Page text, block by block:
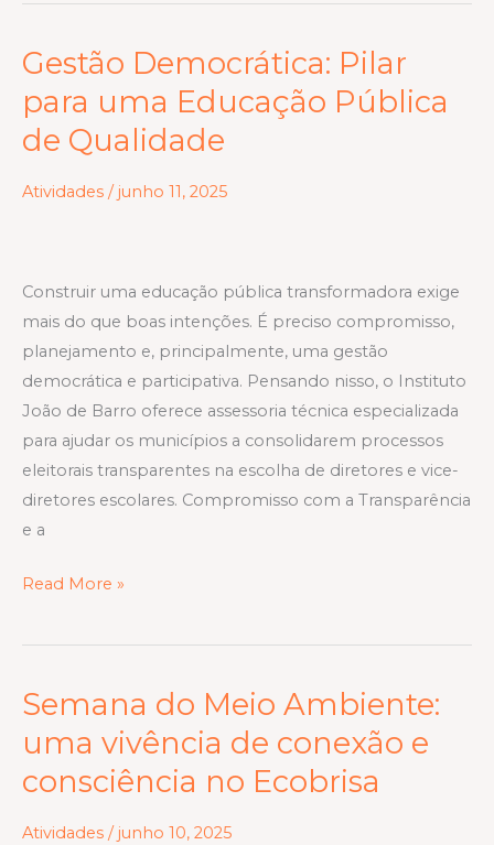
Gestão Democrática: Pilar
para uma Educação Pública
de Qualidade
Atividades / junho 11, 2025
Construir uma educação pública transformadora exige
mais do que boas intenções. É preciso compromisso,
planejamento e, principalmente, uma gestão
democrática e participativa. Pensando nisso, o Instituto
João de Barro oferece assessoria técnica especializada
para ajudar os municípios a consolidarem processos
eleitorais transparentes na escolha de diretores e vice-
diretores escolares. Compromisso com a Transparência
e a
Gestão
Pilar
para
Qualidade
Read More »
Semana do Meio Ambiente:
uma vivência de conexão e
consciência no Ecobrisa
Atividades / junho 10, 2025
Semana
Meio
Ambiente: